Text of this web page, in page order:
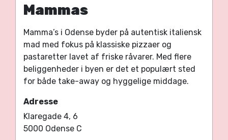
Mammas
Mamma’s i Odense byder på autentisk italiensk
mad med fokus på klassiske pizzaer og
pastaretter lavet af friske råvarer. Med flere
beliggenheder i byen er det et populært sted
for både take-away og hyggelige middage.
Adresse
Klaregade 4, 6
5000 Odense C